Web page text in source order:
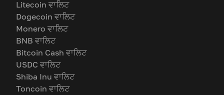
Litecoin ਵਾਲਿਟ
Dogecoin ਵਾਲਿਟ
Monero ਵਾਲਿਟ
BNB ਵਾਲਿਟ
Bitcoin Cash ਵਾਲਿਟ
USDC ਵਾਲਿਟ
Shiba Inu ਵਾਲਿਟ
Toncoin ਵਾਲਿਟ